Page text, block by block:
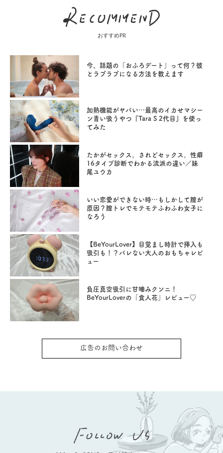
おすすめPR
今、話題の「おふろデート」って何？彼
とラブラブになる方法を教えます
加熱機能がヤバい…最高のイカせマシー
ン青い吸うやつ『Tara S 2代目』を使っ
てみた
たかがセックス。されどセックス。性癖
16タイプ診断でわかる流派の違い／妹
尾ユウカ
いい恋愛ができない時…もしかして膣が
原因？膣トレでモテモテふわふわ女子に
なろう
【BeYourLover】目覚まし時計で挿入も
吸引も！？バレない大人のおもちゃレビ
ュー
負圧真空吸引に甘噛みクンニ！
BeYourLoverの「食人花」レビュー♡
広告のお問い合わせ